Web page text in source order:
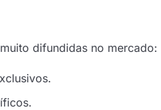
difundidas no mercado: